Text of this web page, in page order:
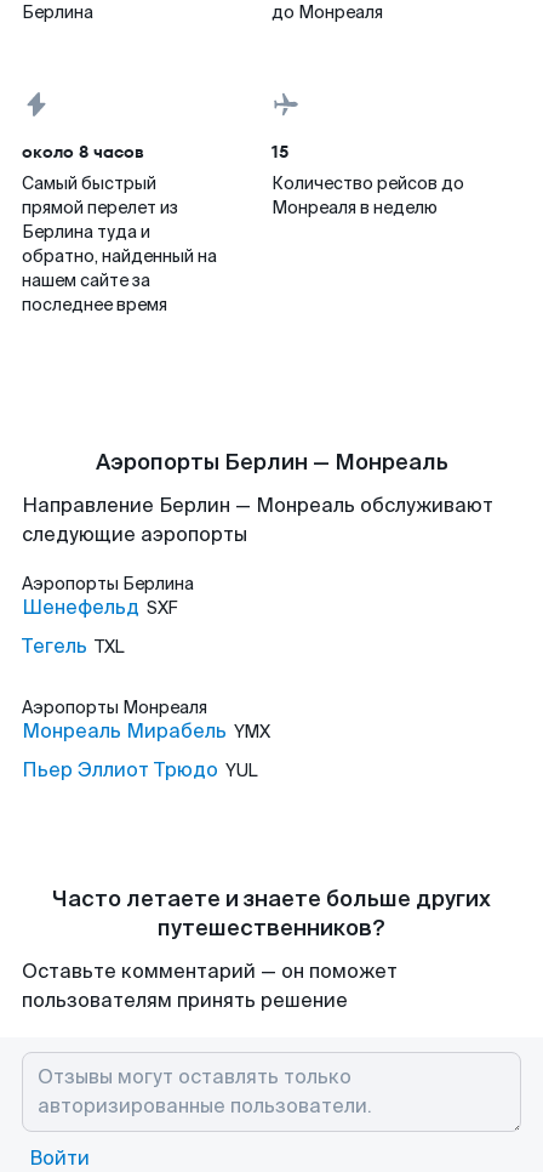
Берлина
до Монреаля
около 8 часов
Самый быстрый
прямой перелет из
Берлина туда и
обратно, найденный на
нашем сайте за
последнее время
15
Количество рейсов до
Монреаля в неделю
Аэропорты Берлин — Монреаль
Направление Берлин — Монреаль обслуживают
следующие аэропорты
Аэропорты Берлина
Шенефельд SXF
Тегель TXL
Аэропорты Монреаля
Монреаль Мирабель YMX
Пьер Эллиот Трюдо YUL
Часто летаете и знаете больше других
путешественников?
Оставьте комментарий — он поможет
пользователям принять решение
Войти